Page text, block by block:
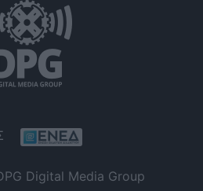
Digital Media Group